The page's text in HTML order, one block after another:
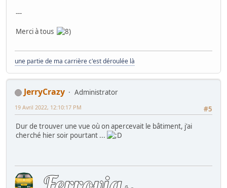
---
Merci à tous
une partie de ma carrière c'est déroulée là
JerryCrazy
Administrator
#5
19 Avril 2022, 12:10:17 PM
Dur de trouver une vue où on apercevait le bâtiment, j'ai
cherché hier soir pourtant ...